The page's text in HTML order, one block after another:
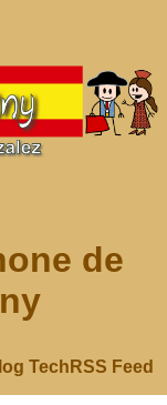
de
Tech RSS Feed